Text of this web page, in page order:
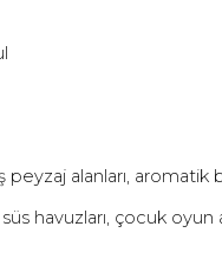
peyzaj alanları,
süs havuzları, çocuk oyun